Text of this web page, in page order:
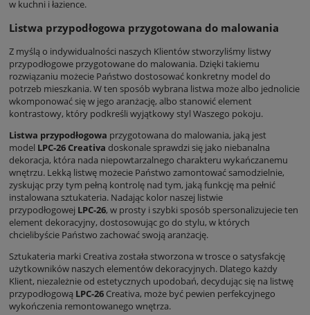
w kuchni i łazience.
Listwa przypodłogowa przygotowana do malowania
Z myślą o indywidualności naszych Klientów stworzyliśmy listwy
przypodłogowe przygotowane do malowania. Dzięki takiemu
rozwiązaniu możecie Państwo dostosować konkretny model do
potrzeb mieszkania. W ten sposób wybrana listwa może albo jednolicie
wkomponować się w jego aranżację, albo stanowić element
kontrastowy, który podkreśli wyjątkowy styl Waszego pokoju.
Listwa przypodłogowa przygotowana do malowania, jaką jest
model LPC-26 Creativa doskonale sprawdzi się jako niebanalna
dekoracja, która nada niepowtarzalnego charakteru wykańczanemu
wnętrzu. Lekką listwę możecie Państwo zamontować samodzielnie,
zyskując przy tym pełną kontrolę nad tym, jaką funkcję ma pełnić
instalowana sztukateria. Nadając kolor naszej listwie
przypodłogowej LPC-26, w prosty i szybki sposób spersonalizujecie ten
element dekoracyjny, dostosowując go do stylu, w których
chcielibyście Państwo zachować swoją aranżację.
Sztukateria marki Creativa została stworzona w trosce o satysfakcję
użytkowników naszych elementów dekoracyjnych. Dlatego każdy
Klient, niezależnie od estetycznych upodobań, decydując się na listwę
przypodłogową LPC-26 Creativa, może być pewien perfekcyjnego
wykończenia remontowanego wnętrza.